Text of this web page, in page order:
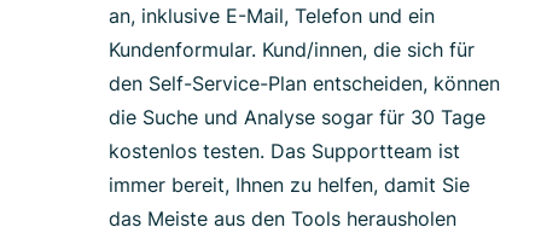
an, inklusive E-Mail, Telefon und ein
Kundenformular. Kund/innen, die sich für
den Self-Service-Plan entscheiden, können
die Suche und Analyse sogar für 30 Tage
kostenlos testen. Das Supportteam ist
immer bereit, Ihnen zu helfen, damit Sie
das Meiste aus den Tools herausholen